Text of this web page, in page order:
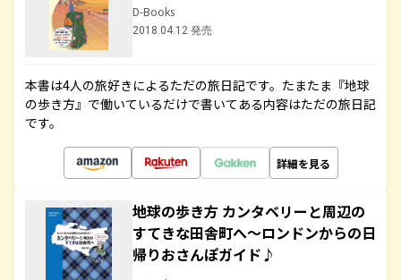
D-Books
2018.04.12 発売
本書は4人の旅好きによるただの旅日記です。たまたま『地球
の歩き方』で働いているだけで書いてある内容はただの旅日記
です。
詳細を見る
地球の歩き方 カンタベリーと周辺の
すてきな田舎町へ～ロンドンからの日
帰りおさんぽガイド♪